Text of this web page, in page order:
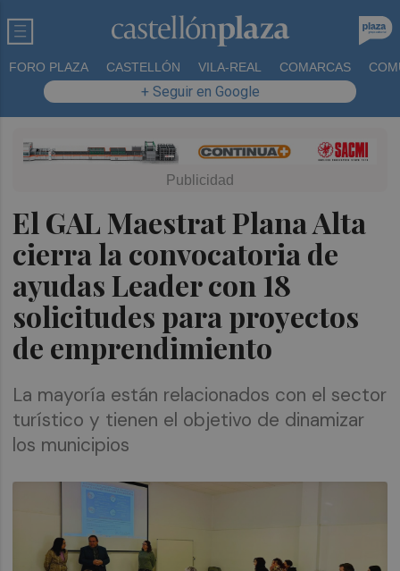
FORO PLAZA CASTELLÓN VILA-REAL COMARCAS
+ Seguir en Google
El GAL Maestrat Plana Alta
cierra la convocatoria de
ayudas Leader con 18
solicitudes para proyectos
de emprendimiento
La mayoría están relacionados con el sector
turístico y tienen el objetivo de dinamizar
los municipios